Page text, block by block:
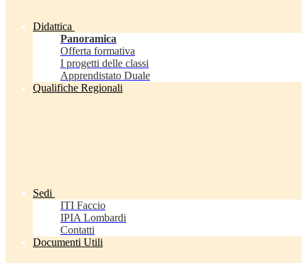
Didattica
Panoramica
Offerta formativa
I progetti delle classi
Apprendistato Duale
Qualifiche Regionali
Sedi
ITI Faccio
IPIA Lombardi
Contatti
Documenti Utili